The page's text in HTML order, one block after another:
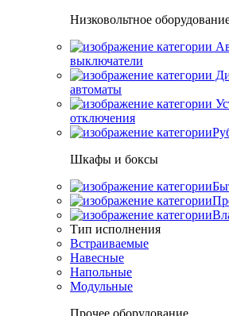
Низковольтное
выключатели
автоматы
отключения
Шкафы и боксы
Тип исполнения
Встраиваемые
Навесные
Напольные
Модульные
Прочее оборудование